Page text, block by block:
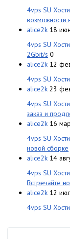
4vps SU
возможности
alice2k 18
4vps SU
2Gbit/s 0
alice2k 12
4vps SU
alice2k 23
4vps SU
заказ и
alice2k 16
4vps SU
новой сборке
alice2k 14
4vps SU
Встречайте
alice2k 12
4vps SU